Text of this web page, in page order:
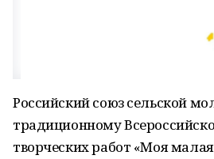
Российский союз сельской
традиционному
творческих работ «Моя